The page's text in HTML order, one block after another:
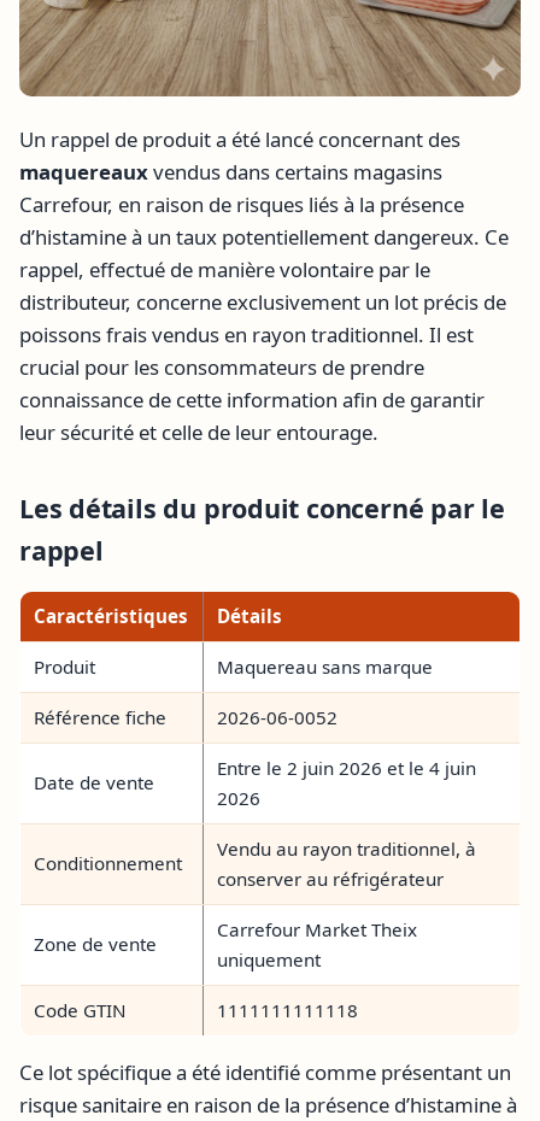
Un rappel de produit a été lancé concernant des
maquereauxvendus dans certains magasins
Carrefour, en raison de risques liés à la présence
d’histamine à un taux potentiellement dangereux. Ce
rappel, effectué de manière volontaire par le
distributeur, concerne exclusivement un lot précis de
poissons frais vendus en rayon traditionnel. Il est
crucial pour les consommateurs de prendre
connaissance de cette information afin de garantir
leur sécurité et celle de leur entourage.
Les détails du produit concerné par le
rappel
Caractéristiques Détails
Produit Maquereau sans marque
Référence fiche 2026-06-0052
Date de vente
Entre le 2 juin 2026 et le 4 juin
2026
Conditionnement
Vendu au rayon traditionnel, à
conserver au réfrigérateur
Zone de vente
Carrefour Market Theix
uniquement
Code GTIN 1111111111118
Ce lot spécifique a été identifié comme présentant un
risque sanitaire en raison de la présence d’histamine à